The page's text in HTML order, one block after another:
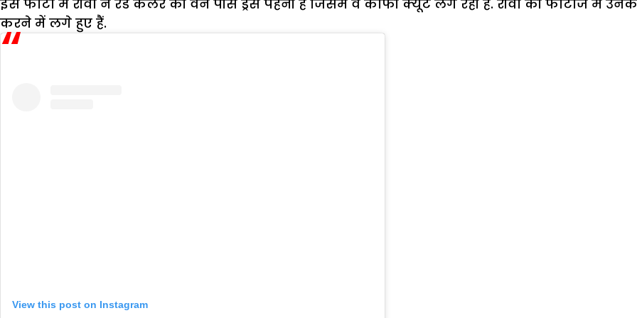
इस फोटो में रीवा ने रैड कलर की वन पीस ड्रैस पहनी है जिसमें वे काफी क्यूट लग रही हैं. रीवा की फोटोज में
करने में लगे हुए हैं.
View this post on Instagram